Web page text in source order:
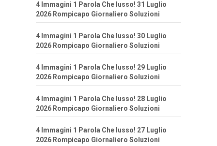
4 Immagini 1 Parola Che lusso! 31 Luglio
2026 Rompicapo Giornaliero Soluzioni
4 Immagini 1 Parola Che lusso! 30 Luglio
2026 Rompicapo Giornaliero Soluzioni
4 Immagini 1 Parola Che lusso! 29 Luglio
2026 Rompicapo Giornaliero Soluzioni
4 Immagini 1 Parola Che lusso! 28 Luglio
2026 Rompicapo Giornaliero Soluzioni
4 Immagini 1 Parola Che lusso! 27 Luglio
2026 Rompicapo Giornaliero Soluzioni